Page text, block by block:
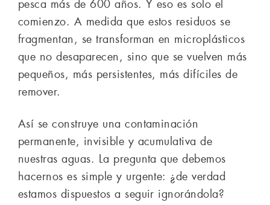
pesca más de 600 años. Y eso es solo el
comienzo. A medida que estos residuos se
fragmentan, se transforman en microplásticos
que no desaparecen, sino que se vuelven más
pequeños, más persistentes, más difíciles de
remover.
Así se construye una contaminación
permanente, invisible y acumulativa de
nuestras aguas. La pregunta que debemos
hacernos es simple y urgente: ¿de verdad
estamos dispuestos a seguir ignorándola?